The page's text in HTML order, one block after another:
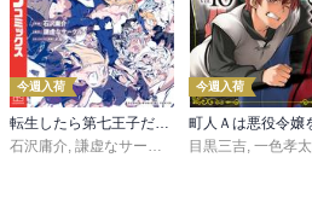
今週入荷
転生したら第七王子だったので、気ままに魔術を極めます（２４）
石沢庸介, 謙虚なサークル メル。
今週入荷
目黒三吉, 一色孝